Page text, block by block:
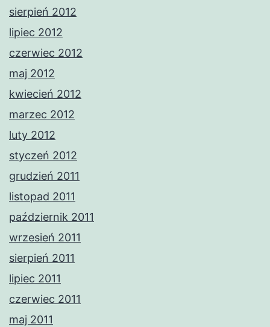
sierpień 2012
lipiec 2012
czerwiec 2012
maj 2012
kwiecień 2012
marzec 2012
luty 2012
styczeń 2012
grudzień 2011
listopad 2011
październik 2011
wrzesień 2011
sierpień 2011
lipiec 2011
czerwiec 2011
maj 2011